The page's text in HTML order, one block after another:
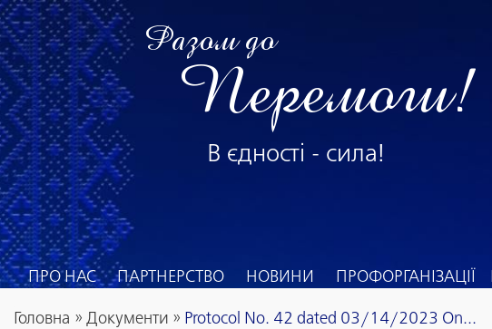
Разом до
Перемоги!
В єдності - сила!
ПРО НАС ПАРТНЕРСТВО НОВИНИ ПРОФОРГАНІЗАЦІЇ
Головна » Документи » Protocol No. 42 dated 03/14/2023 On...